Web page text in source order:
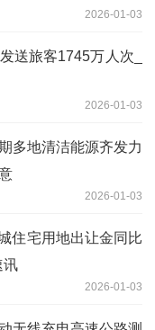
2026-01-03
送旅客1745万人次_
2026-01-03
多地清洁能源齐发力
2026-01-03
住宅用地出让金同比
讯
2026-01-03